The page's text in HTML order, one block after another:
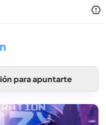
para apuntarte